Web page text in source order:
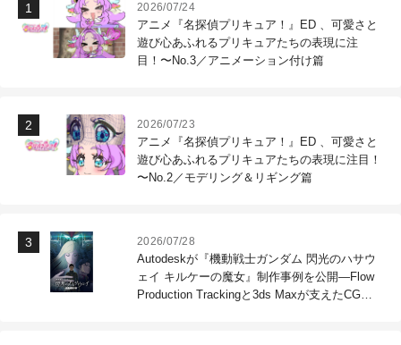
2026/07/24
アニメ『名探偵プリキュア！』ED 、可愛さと
遊び心あふれるプリキュアたちの表現に注
目！〜No.3／アニメーション付け篇
2026/07/23
アニメ『名探偵プリキュア！』ED 、可愛さと
遊び心あふれるプリキュアたちの表現に注目！
〜No.2／モデリング＆リギング篇
2026/07/28
Autodeskが『機動戦士ガンダム 閃光のハサウ
ェイ キルケーの魔女』制作事例を公開―Flow
Production Trackingと3ds Maxが支えたCG制